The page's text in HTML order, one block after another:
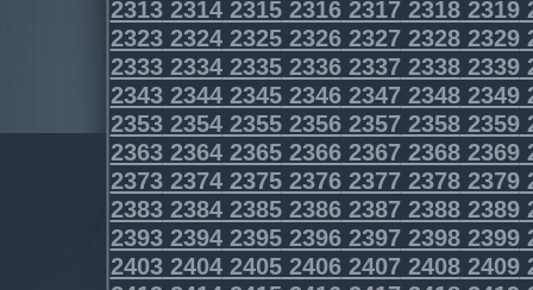
2313231423152316231723182319
2323232423252326232723282329
2333233423352336233723382339
2343234423452346234723482349
2353235423552356235723582359
2363236423652366236723682369
2373237423752376237723782379
2383238423852386238723882389
2393239423952396239723982399
2403240424052406240724082409